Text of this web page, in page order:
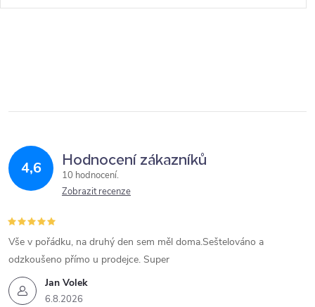
4,6 Hodnocení zákazníků
10 hodnocení
Zobrazit recenze
Jan Volek
6.8.2026
Vše v pořádku, na druhý den sem měl doma.Seštelováno a
odzkoušeno přímo u prodejce. Super